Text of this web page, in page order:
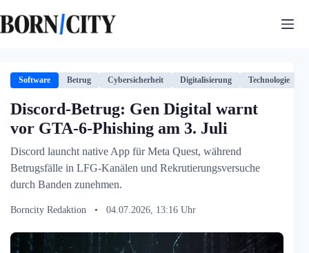
Inhalt
springen
Software Betrug Cybersicherheit Digitalisierung Technologie
Discord-Betrug: Gen Digital warnt
vor GTA-6-Phishing am 3. Juli
Discord launcht native App für Meta Quest, während
Betrugsfälle in LFG-Kanälen und Rekrutierungsversuche
durch Banden zunehmen.
Borncity Redaktion • 04.07.2026, 13:16 Uhr